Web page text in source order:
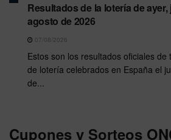
Resultados de la lotería de ayer,
agosto de 2026
07/08/2026
Estos son los resultados oficiales de
de lotería celebrados en España el
de...
Cupones y Sorteos